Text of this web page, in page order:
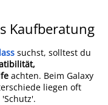
Kaufberatung
suchst, solltest du
achten. Beim Galaxy
liegen oft